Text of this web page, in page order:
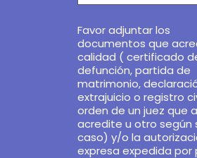
Favor adjuntar los
documentos que
calidad ( certificado
defunción, partida de
matrimonio,
extrajuicio o registro
orden de un juez que
acredite u otro según
caso) y/o la
expresa expedida por